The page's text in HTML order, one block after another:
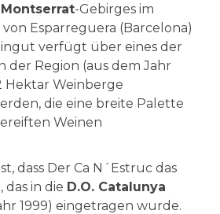
Montserrat-Gebirges im
Esparreguera (Barcelona)
verfügt über eines der
der Region (aus dem Jahr
Hektar Weinberge
die eine breite Palette
Weinen
dass Der Ca N´Estruc das
das in die D.O. Catalunya
1999) eingetragen wurde.